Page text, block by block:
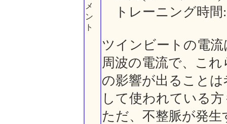
メ
ン
ト
トレーニング時間
ツインビートの電
周波の電流で、こ
の影響が出ること
して使われている
ただ、不整脈が発